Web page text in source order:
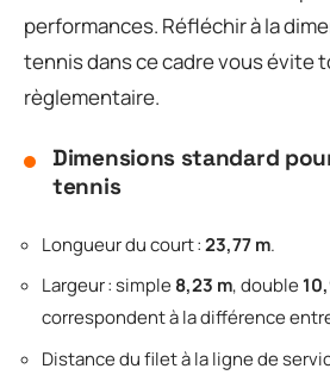
performances. Réfléchir à la
tennis dans ce cadre vous évite
règlementaire.
Dimensions standard
tennis
Longueur du court :23,77 m.
Largeur : simple8,23 m, double
correspondent à la différence
Distance du filet à la ligne de